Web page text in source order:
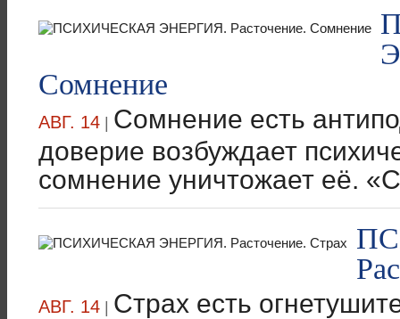
Сомнение
АВГ. 14 | Сомнение есть
доверие возбуждает
сомнение уничтожает её.
АВГ. 14 | Страх есть